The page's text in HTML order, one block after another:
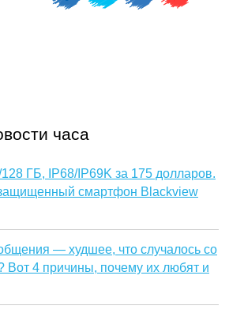
часа
ГБ, IP68/IP69K за 175 долларов.
смартфон Blackview
— худшее, что случалось со
Вот 4 причины, почему их любят и